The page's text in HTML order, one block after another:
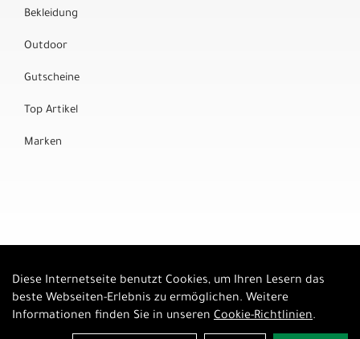
Bekleidung
Outdoor
Gutscheine
Top Artikel
Marken
Diese Internetseite benutzt Cookies, um Ihren Lesern das
beste Webseiten-Erlebnis zu ermöglichen. Weitere
Informationen finden Sie in unseren Cookie-Richtlinien.
Auftrag widerrufen